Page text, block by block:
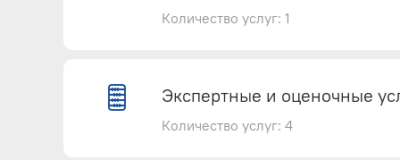
Количество услуг: 1
(Постановление
Экспертные и оценочные
Количество услуг: 4